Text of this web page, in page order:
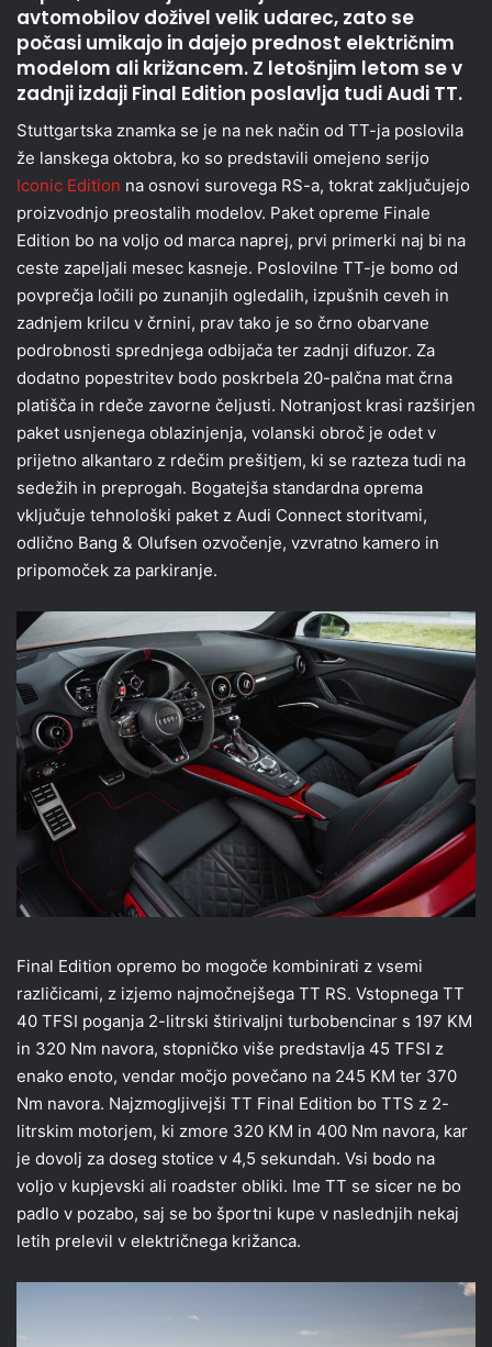
avtomobilov doživel velik udarec, zato se
počasi umikajo in dajejo prednost električnim
modelom ali križancem. Z letošnjim letom se v
zadnji izdaji Final Edition poslavlja tudi Audi TT.
Stuttgartska znamka se je na nek način od TT-ja poslovila
že lanskega oktobra, ko so predstavili omejeno serijo
Iconic Edition na osnovi surovega RS-a, tokrat zaključujejo
proizvodnjo preostalih modelov. Paket opreme Finale
Edition bo na voljo od marca naprej, prvi primerki naj bi na
ceste zapeljali mesec kasneje. Poslovilne TT-je bomo od
povprečja ločili po zunanjih ogledalih, izpušnih ceveh in
zadnjem krilcu v črnini, prav tako je so črno obarvane
podrobnosti sprednjega odbijača ter zadnji difuzor. Za
dodatno popestritev bodo poskrbela 20-palčna mat črna
platišča in rdeče zavorne čeljusti. Notranjost krasi razširjen
paket usnjenega oblazinjenja, volanski obroč je odet v
prijetno alkantaro z rdečim prešitjem, ki se razteza tudi na
sedežih in preprogah. Bogatejša standardna oprema
vključuje tehnološki paket z Audi Connect storitvami,
odlično Bang & Olufsen ozvočenje, vzvratno kamero in
pripomoček za parkiranje.
Final Edition opremo bo mogoče kombinirati z vsemi
različicami, z izjemo najmočnejšega TT RS. Vstopnega TT
40 TFSI poganja 2-litrski štirivaljni turbobencinar s 197 KM
in 320 Nm navora, stopničko više predstavlja 45 TFSI z
enako enoto, vendar močjo povečano na 245 KM ter 370
Nm navora. Najzmogljivejši TT Final Edition bo TTS z 2-
litrskim motorjem, ki zmore 320 KM in 400 Nm navora, kar
je dovolj za doseg stotice v 4,5 sekundah. Vsi bodo na
voljo v kupjevski ali roadster obliki. Ime TT se sicer ne bo
padlo v pozabo, saj se bo športni kupe v naslednjih nekaj
letih prelevil v električnega križanca.